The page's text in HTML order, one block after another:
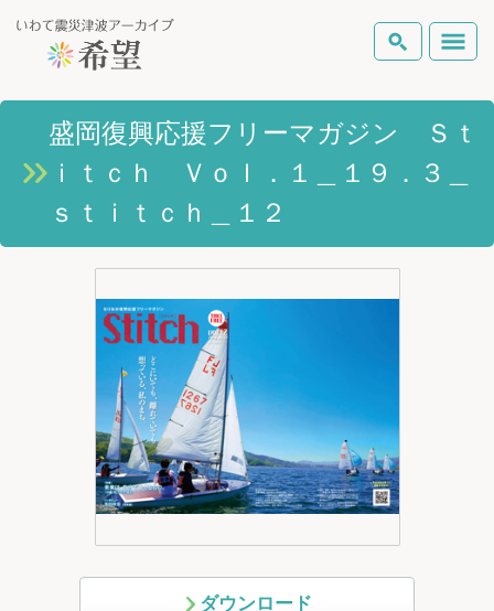
いわて震災津波アーカイブとは
岩手県の被害状況
ピックアップコンテンツ
Foreign Laguage
検索
テーマから探す 地図から探す
盛岡復興応援フリーマガジン Ｓｔ
ｉｔｃｈ Ｖｏｌ．１＿１９．３＿
ｓｔｉｔｃｈ＿１２
ダウンロード